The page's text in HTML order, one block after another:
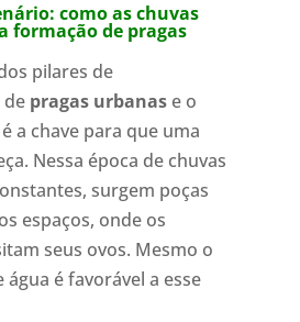
como as chuvas
formação de pragas
pilares de
de pragas urbanas e o
a chave para que uma
Nessa época de chuvas
surgem poças
espaços, onde os
seus ovos. Mesmo o
é favorável a esse